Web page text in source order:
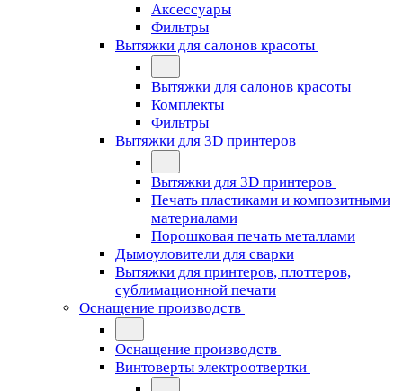
Аксессуары
Фильтры
Вытяжки для салонов красоты
Вытяжки для салонов красоты
Комплекты
Фильтры
Вытяжки для 3D принтеров
Вытяжки для 3D принтеров
Печать пластиками и композитными
материалами
Порошковая печать металлами
Дымоуловители для сварки
Вытяжки для принтеров, плоттеров,
сублимационной печати
Оснащение производств
Оснащение производств
Винтоверты электроотвертки